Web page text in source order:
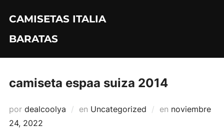
contenido
CAMISETAS ITALIA
BARATAS
camiseta espaa suiza 2014
por dealcoolya en Uncategorized en Publicado
noviembre
24, 2022